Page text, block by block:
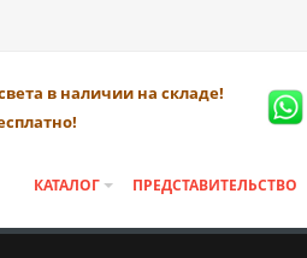
в наличии на складе!
КАТАЛОГ ПРЕДСТАВИТЕЛЬСТВО